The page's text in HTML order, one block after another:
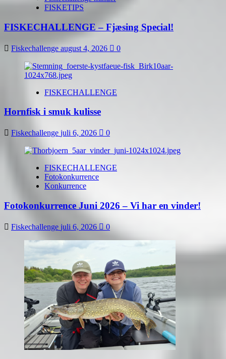
FISKETIPS
FISKECHALLENGE – Fjæsing Special!
Fiskechallenge august 4, 2026 0
FISKECHALLENGE
Hornfisk i smuk kulisse
Fiskechallenge juli 6, 2026 0
FISKECHALLENGE
Fotokonkurrence
Konkurrence
Fotokonkurrence Juni 2026 – Vi har en vinder!
Fiskechallenge juli 6, 2026 0